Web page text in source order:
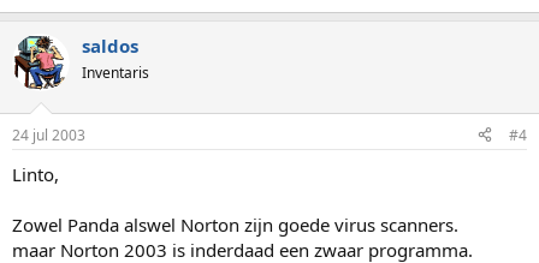
saldos
Inventaris
24 jul 2003 #4
Linto,
Zowel Panda alswel Norton zijn goede virus scanners.
maar Norton 2003 is inderdaad een zwaar programma.